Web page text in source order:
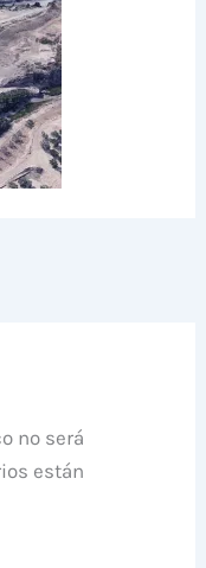
no será
están